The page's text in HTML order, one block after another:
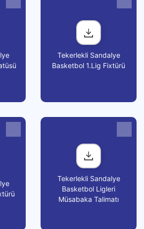
Tekerlekli Sandalye
Basketbol 1.Lig Fixtürü
Tekerlekli Sandalye
Basketbol Ligleri
Müsabaka Talimatı